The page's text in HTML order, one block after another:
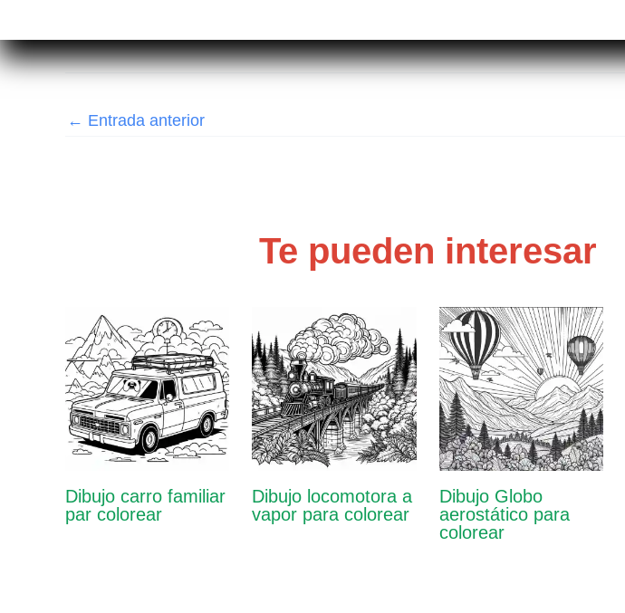
← Entrada anterior
Te pueden interesar
Dibujo carro familiar
par colorear
Dibujo locomotora a
vapor para colorear
Dibujo Globo
aerostático para
colorear